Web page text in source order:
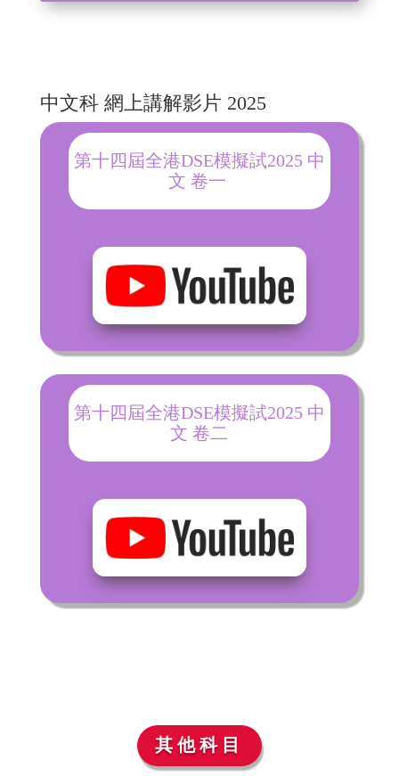
中文科 網上講解影片 2025
第十四屆全港DSE模擬試2025 中
文 卷一
第十四屆全港DSE模擬試2025 中
文 卷二
其他科目